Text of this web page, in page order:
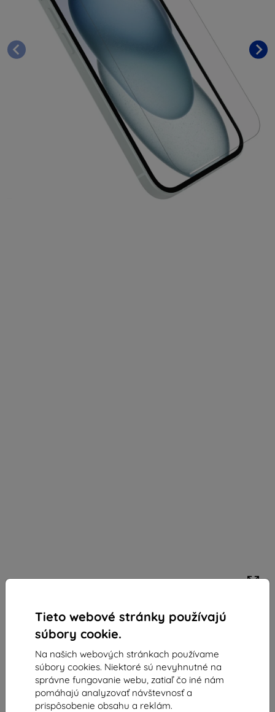
Tieto webové stránky používajú
súbory cookie.
Na našich webových stránkach používame
súbory cookies. Niektoré sú nevyhnutné na
správne fungovanie webu, zatiaľ čo iné nám
pomáhajú analyzovať návštevnosť a
prispôsobenie obsahu a reklám.
Otterbox OB GLASS APPLE IPHONE 15 priehľadné/.
(77-93936)
Vhodné pre: Apple iPhone 15
Priehľadné 9H tvrdené sklo s ochranou proti pádu,
poškriabaniu a odtlačkom prstov. Perfektná citlivosť dotyku
a jednoduchá inštalácia cez QR kód